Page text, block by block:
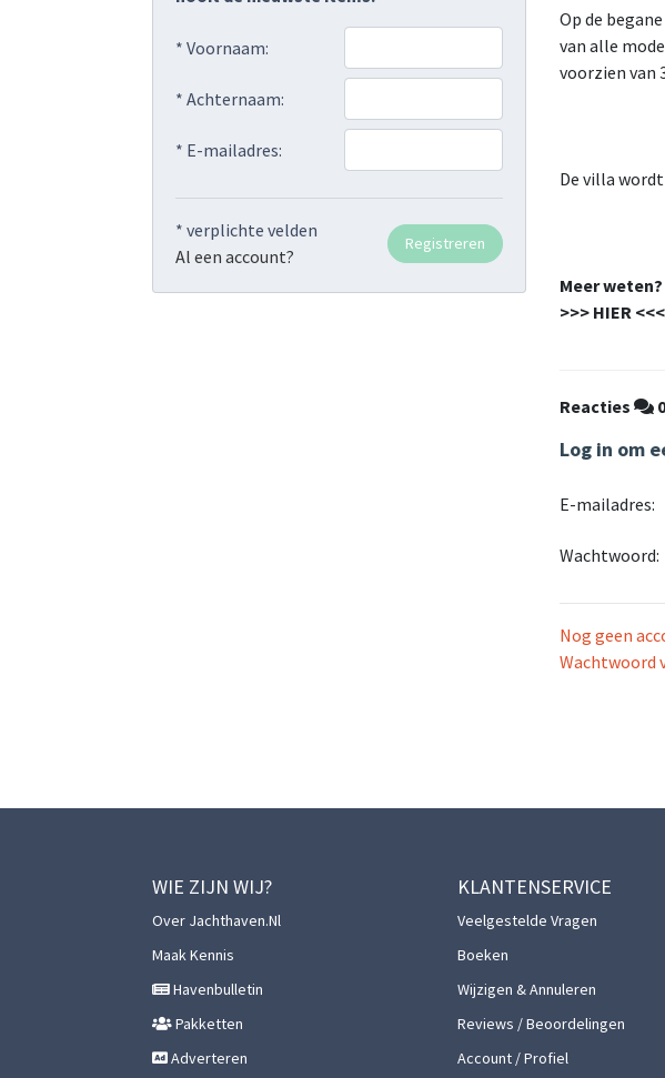
* Voornaam:
* Achternaam:
* E-mailadres:
* verplichte velden
Al een account?
Op de
van alle
voorzien van
De villa
Meer
>>> HIER <<<
Reacties 0
Log in om
E-mailadres:
Wachtwoord:
Nog geen
Wachtwoord
WIE ZIJN WIJ?
Over Jachthaven.nl
Maak Kennis
Havenbulletin
Pakketten
Adverteren
KLANTENSERVICE
Veelgestelde Vragen
Boeken
Wijzigen & Annuleren
Reviews / Beoordelingen
Account / Profiel